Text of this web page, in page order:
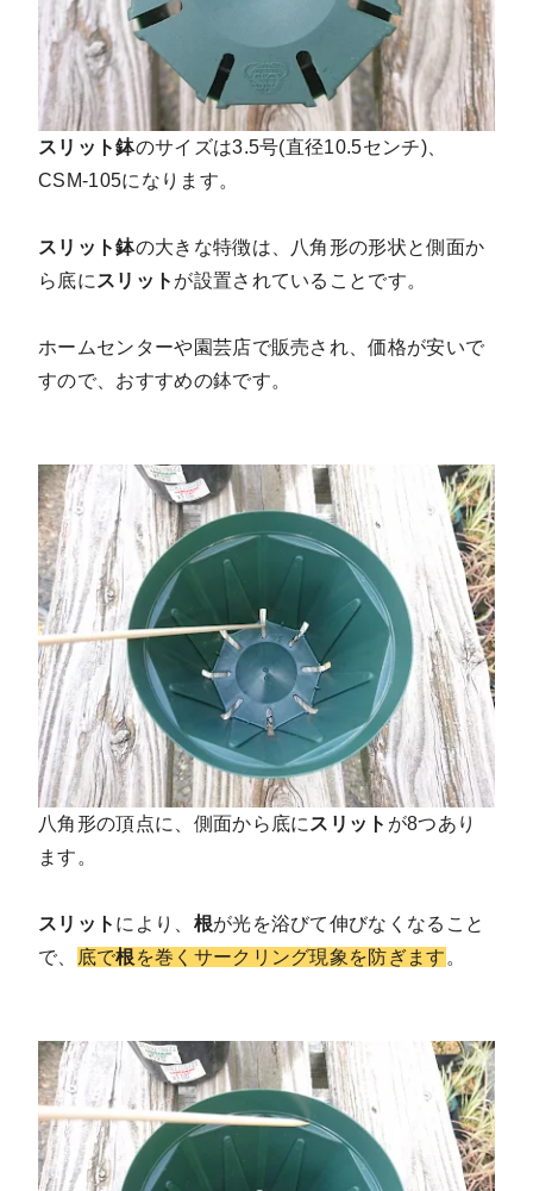
スリット鉢のサイズは3.5号(直径10.5センチ)、
CSM-105になります。
スリット鉢の大きな特徴は、八角形の形状と側面か
ら底に スリット が設置されていることです。
ホームセンターや園芸店で販売され、価格が安いで
すので、おすすめの鉢です。
八角形の頂点に、側面から底に スリット が8つあり
ます。
スリット により、 根が光を浴びて伸びなくなること
で、
底で根を巻くサークリング現象を防ぎます 。